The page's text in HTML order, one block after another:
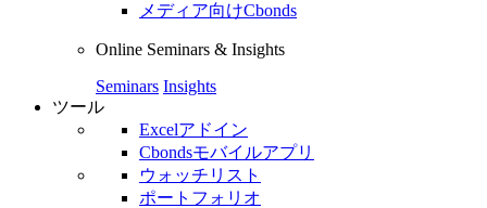
メディア向けCbonds
Online Seminars & Insights
Seminars Insights
ツール
Excelアドイン
Cbondsモバイルアプリ
ウォッチリスト
ポートフォリオ